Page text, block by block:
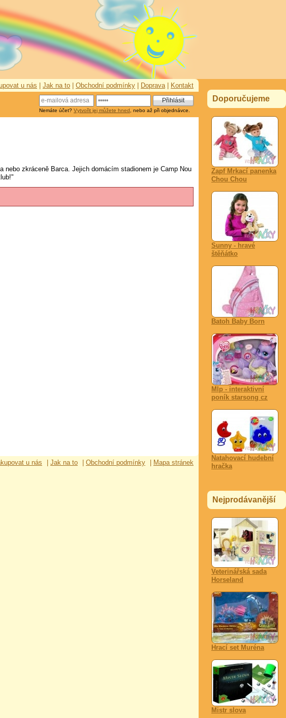
Doporučujeme
Zapf Mrkací panenka
Chou Chou
Sunny - hravé
štěňátko
Batoh Baby Born
Mlp - interaktivní
poník starsong cz
Natahovací hudební
hračka
Nejprodávanější
Veterinářská sada
Horseland
Hrací set Muréna
Mistr slova
u nás Jak na to Obchodní podmínky Doprava| Kontakt
Nemáte účet? Vytvořit jej můžete hned , nebo až při objednávce.
zkráceně Barca. Jejich domácím stadionem je Camp Nou
u nás Jak na to Obchodní podmínky Mapa stránek